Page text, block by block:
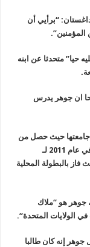
“برأيي أن
المؤمنين”.
حيا” متحدثا عن ابنه
ان جوهر يدرس
في جامعتها حيث حصل من
سلطات المدينة على منحة دراسية بقيمة 2500 دولار في عام 2011 لـ
بالبطولة المحلية
جوهر هو “ملاك
الولايات المتحدة“.
جوهر إنه كان طالبا